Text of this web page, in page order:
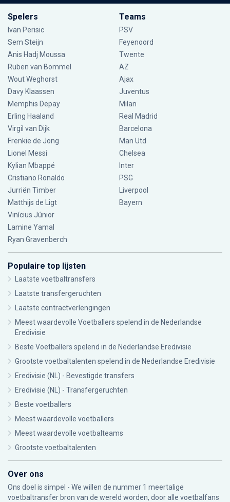
Spelers
Ivan Perisic
Sem Steijn
Anis Hadj Moussa
Ruben van Bommel
Wout Weghorst
Davy Klaassen
Memphis Depay
Erling Haaland
Virgil van Dijk
Frenkie de Jong
Lionel Messi
Kylian Mbappé
Cristiano Ronaldo
Jurriën Timber
Matthijs de Ligt
Vinícius Júnior
Lamine Yamal
Ryan Gravenberch
Teams
PSV
Feyenoord
Twente
AZ
Ajax
Juventus
Milan
Real Madrid
Barcelona
Man Utd
Chelsea
Inter
PSG
Liverpool
Bayern
Populaire top lijsten
Laatste voetbaltransfers
Laatste transfergeruchten
Laatste contractverlengingen
Meest waardevolle Voetballers spelend in de Nederlandse
Eredivisie
Beste Voetballers spelend in de Nederlandse Eredivisie
Grootste voetbaltalenten spelend in de Nederlandse Eredivisie
Eredivisie (NL) - Bevestigde transfers
Eredivisie (NL) - Transfergeruchten
Beste voetballers
Meest waardevolle voetballers
Meest waardevolle voetbalteams
Grootste voetbaltalenten
Over ons
Ons doel is simpel - We willen de nummer 1 meertalige
voetbaltransfer bron van de wereld worden, door alle voetbalfans